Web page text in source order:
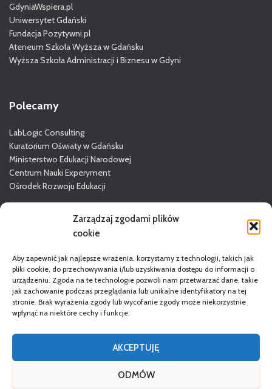
Zarządzaj zgodami plików
cookie
Aby zapewnić jak najlepsze wrażenia, korzystamy z technologii, takich jak
pliki cookie, do przechowywania i/lub uzyskiwania dostępu do informacji o
urządzeniu. Zgoda na te technologie pozwoli nam przetwarzać dane, takie
jak zachowanie podczas przeglądania lub unikalne identyfikatory na tej
stronie. Brak wyrażenia zgody lub wycofanie zgody może niekorzystnie
wpłynąć na niektóre cechy i funkcje.
AKCEPTUJĘ
ODMÓW
GdyniaWspiera.pl
Uniwersytet Gdański
Fundacja Pozytywni.pl
Ateneum Szkoła Wyższa w Gdańsku
Wyższa Szkoła Administracji i Biznesu w Gdyni
Polecamy
LabLogic Consulting
Kuratorium Oświaty w Gdańsku
Ministerstwo Edukacji Narodowej
Centrum Nauki Experyment
Ośrodek Rozwoju Edukacji
Więcej o GODN